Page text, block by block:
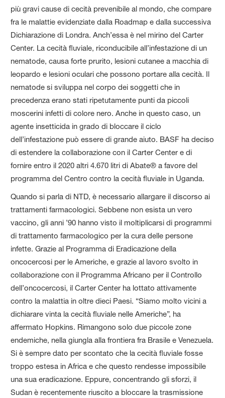
più gravi cause di cecità prevenibile al mondo, che compare
fra le malattie evidenziate dalla Roadmap e dalla successiva
Dichiarazione di Londra. Anch’essa è nel mirino del Carter
Center. La cecità fluviale, riconducibile all’infestazione di un
nematode, causa forte prurito, lesioni cutanee a macchia di
leopardo e lesioni oculari che possono portare alla cecità. Il
nematode si sviluppa nel corpo dei soggetti che in
precedenza erano stati ripetutamente punti da piccoli
moscerini infetti di colore nero. Anche in questo caso, un
agente insetticida in grado di bloccare il ciclo
dell’infestazione può essere di grande aiuto. BASF ha deciso
di estendere la collaborazione con il Carter Center e di
fornire entro il 2020 altri 4.670 litri di Abate® a favore del
programma del Centro contro la cecità fluviale in Uganda.
Quando si parla di NTD, è necessario allargare il discorso ai
trattamenti farmacologici. Sebbene non esista un vero
vaccino, gli anni ’90 hanno visto il moltiplicarsi di programmi
di trattamento farmacologico per la cura delle persone
infette. Grazie al Programma di Eradicazione della
oncocercosi per le Americhe, e grazie al lavoro svolto in
collaborazione con il Programma Africano per il Controllo
dell’oncocercosi, il Carter Center ha lottato attivamente
contro la malattia in oltre dieci Paesi. “Siamo molto vicini a
dichiarare vinta la cecità fluviale nelle Americhe”, ha
affermato Hopkins. Rimangono solo due piccole zone
endemiche, nella giungla alla frontiera fra Brasile e Venezuela.
Si è sempre dato per scontato che la cecità fluviale fosse
troppo estesa in Africa e che questo rendesse impossibile
una sua eradicazione. Eppure, concentrando gli sforzi, il
Sudan è recentemente riuscito a bloccare la trasmissione